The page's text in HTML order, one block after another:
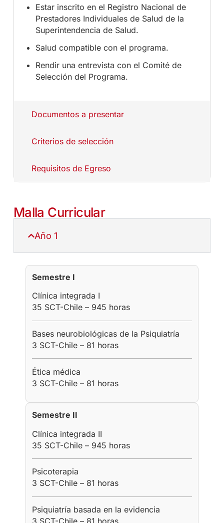
Documentos a presentar
Criterios de selección
Requisitos de Egreso
Estar inscrito en el Registro Nacional de
Prestadores Individuales de Salud de la
Superintendencia de Salud.
Salud compatible con el programa.
Rendir una entrevista con el Comité de
Selección del Programa.
Malla Curricular
Año 1
Semestre I
Clínica integrada I
35 SCT-Chile – 945 horas
Bases neurobiológicas de la Psiquiatría
3 SCT-Chile – 81 horas
Ética médica
3 SCT-Chile – 81 horas
Semestre II
Clínica integrada II
35 SCT-Chile – 945 horas
Psicoterapia
3 SCT-Chile – 81 horas
Psiquiatría basada en la evidencia